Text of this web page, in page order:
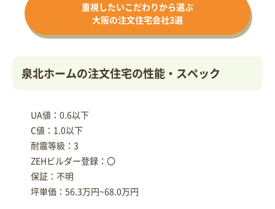
重視したいこだわりから選ぶ
大阪の注文住宅会社3選
泉北ホームの注文住宅の性能・スペック
UA値：0.6以下
C値：1.0以下
耐震等級：3
ZEHビルダー登録：〇
保証：不明
坪単価：56.3万円~68.0万円